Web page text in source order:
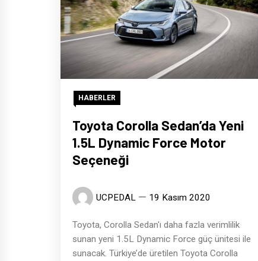
HABERLER
Toyota Corolla Sedan’da Yeni
1.5L Dynamic Force Motor
Seçeneği
UCPEDAL 19 Kasım 2020
Toyota, Corolla Sedan'ı daha fazla verimlilik
sunan yeni 1.5L Dynamic Force güç ünitesi ile
sunacak. Türkiye’de üretilen Toyota Corolla